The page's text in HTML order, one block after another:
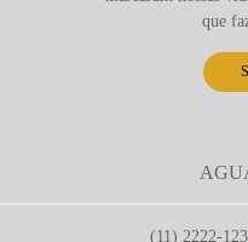
que
(11) 2222-